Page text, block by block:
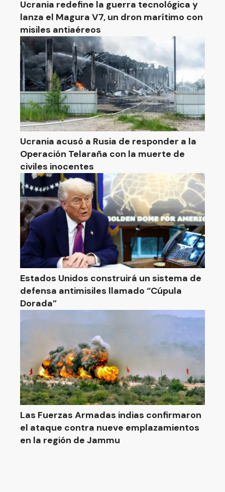
Ucrania redefine la guerra tecnológica y
lanza el Magura V7, un dron marítimo con
misiles antiaéreos
Ucrania acusó a Rusia de responder a la
Operación Telaraña con la muerte de
civiles inocentes
Estados Unidos construirá un sistema de
defensa antimisiles llamado “Cúpula
Dorada”
Las Fuerzas Armadas indias confirmaron
el ataque contra nueve emplazamientos
en la región de Jammu